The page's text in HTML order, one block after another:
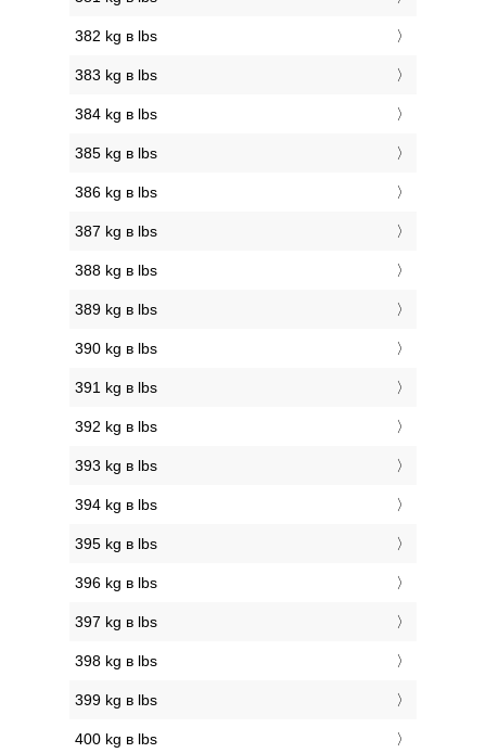
382 kg в lbs
383 kg в lbs
384 kg в lbs
385 kg в lbs
386 kg в lbs
387 kg в lbs
388 kg в lbs
389 kg в lbs
390 kg в lbs
391 kg в lbs
392 kg в lbs
393 kg в lbs
394 kg в lbs
395 kg в lbs
396 kg в lbs
397 kg в lbs
398 kg в lbs
399 kg в lbs
400 kg в lbs